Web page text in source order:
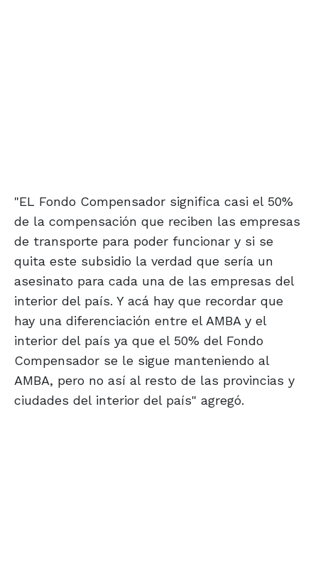
"EL Fondo Compensador significa casi el 50%
de la compensación que reciben las empresas
de transporte para poder funcionar y si se
quita este subsidio la verdad que sería un
asesinato para cada una de las empresas del
interior del país. Y acá hay que recordar que
hay una diferenciación entre el AMBA y el
interior del país ya que el 50% del Fondo
Compensador se le sigue manteniendo al
AMBA, pero no así al resto de las provincias y
ciudades del interior del país" agregó.